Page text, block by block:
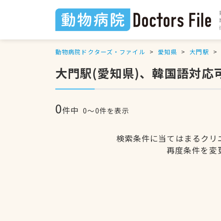
動物病院ドクターズ・ファイル 愛知県 大門駅
大門駅(愛知県)、韓国語対応
0件中 0〜0件を表示
検索条件に当てはまるク
再度条件を変